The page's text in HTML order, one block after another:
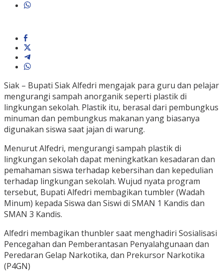
Siak – Bupati Siak Alfedri mengajak para guru dan pelajar
mengurangi sampah anorganik seperti plastik di
lingkungan sekolah. Plastik itu, berasal dari pembungkus
minuman dan pembungkus makanan yang biasanya
digunakan siswa saat jajan di warung.
Menurut Alfedri, mengurangi sampah plastik di
lingkungan sekolah dapat meningkatkan kesadaran dan
pemahaman siswa terhadap kebersihan dan kepedulian
terhadap lingkungan sekolah. Wujud nyata program
tersebut, Bupati Alfedri membagikan tumbler (Wadah
Minum) kepada Siswa dan Siswi di SMAN 1 Kandis dan
SMAN 3 Kandis.
Alfedri membagikan thunbler saat menghadiri Sosialisasi
Pencegahan dan Pemberantasan Penyalahgunaan dan
Peredaran Gelap Narkotika, dan Prekursor Narkotika
(P4GN)